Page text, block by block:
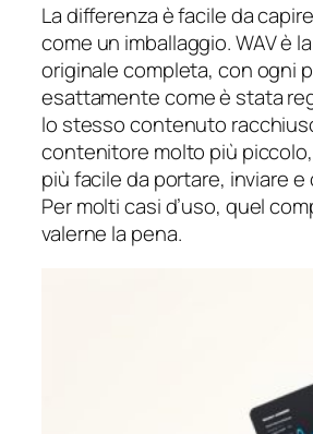
La differenza è facile da
come un imballaggio. WAV è
originale completa, con ogni
esattamente come è stata
lo stesso contenuto
contenitore molto più
più facile da portare, inviare e
Per molti casi d’uso, quel
valerne la pena.